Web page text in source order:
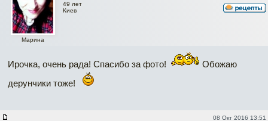
Марина
49 лет
Киев
Ирочка, очень рада! Спасибо за фото!
Обожаю
дерунчики тоже!
08 Окт 2016 13:51